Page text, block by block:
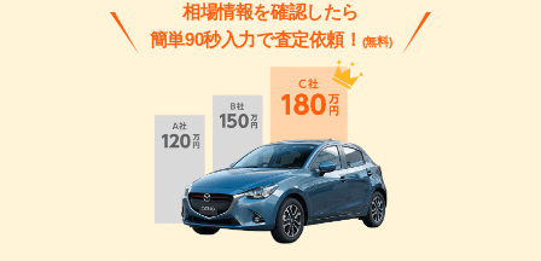
相場情報を確認したら
簡単90秒入力で査定依頼！ (無料)